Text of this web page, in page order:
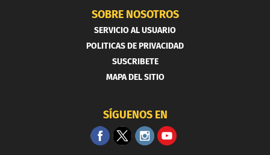
SOBRE NOSOTROS
SERVICIO AL USUARIO
POLITICAS DE PRIVACIDAD
SUSCRIBETE
MAPA DEL SITIO
SÍGUENOS EN